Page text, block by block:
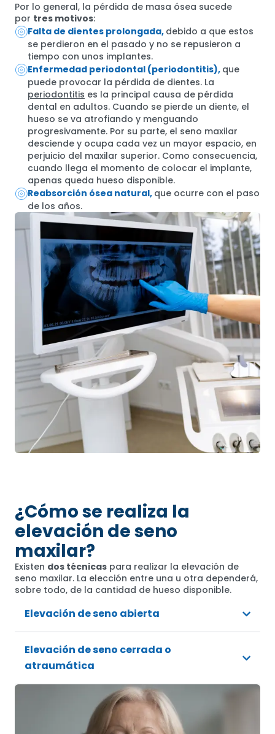
Por lo general, la pérdida de masa ósea sucede
por tres motivos:
Falta de dientes prolongada, debido a que estos
se perdieron en el pasado y no se repusieron a
tiempo con unos implantes.
Enfermedad periodontal (periodontitis), que
puede provocar la pérdida de dientes. La
periodontitis es la principal causa de pérdida
dental en adultos. Cuando se pierde un diente, el
hueso se va atrofiando y menguando
progresivamente. Por su parte, el seno maxilar
desciende y ocupa cada vez un mayor espacio, en
perjuicio del maxilar superior. Como consecuencia,
cuando llega el momento de colocar el implante,
apenas queda hueso disponible.
Reabsorción ósea natural, que ocurre con el paso
de los años.
¿Cómo se realiza la
elevación de seno
maxilar?
Existen dos técnicas para realizar la elevación de
seno maxilar. La elección entre una u otra dependerá,
sobre todo, de la cantidad de hueso disponible.
Elevación de seno abierta
Elevación de seno cerrada o
atraumática